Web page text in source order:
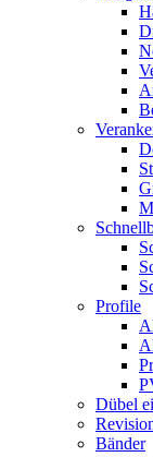
Profile
Dübel
Bänder